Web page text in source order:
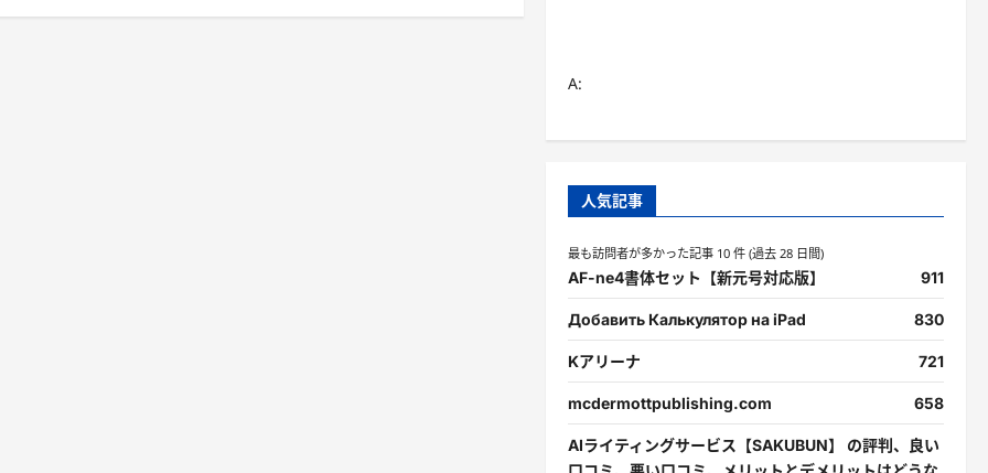
A:
人気記事
最も訪問者が多かった記事 10 件 (過去 28 日間)
AF-ne4書体セット【新元号対応版】 911
Добавить Калькулятор на iPad 830
Kアリーナ 721
mcdermottpublishing.com 658
AIライティングサービス【SAKUBUN】 の評判、良い